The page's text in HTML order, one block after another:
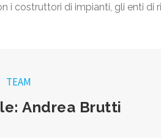
costruttori di impianti, gli enti di
TEAM
Andrea Brutti